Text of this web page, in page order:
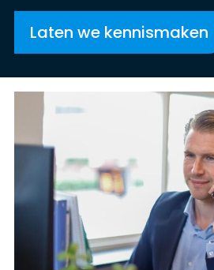
Laten we kennismaken